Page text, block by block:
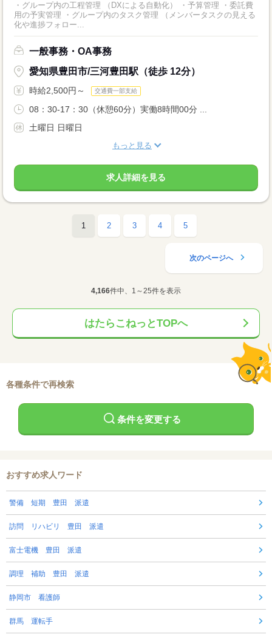
・グループ内の工程管理 （DXによる自動化） ・予算管理 ・委託費
用の予実管理 ・グループ内のタスク管理 （メンバータスクの見える
化や進捗フォロー...
一般事務・OA事務
愛知県豊田市/三河豊田駅（徒歩 12分）
時給2,500円～ 交通費一部支給
08：30-17：30（休憩60分）実働8時間00分 ...
土曜日 日曜日
もっと見る
求人詳細を見る
1 2 3 4 5
次のページへ
4,166件中、1～25件を表示
はたらこねっとTOPへ
各種条件で再検索
条件を変更する
おすすめ求人ワード
警備 短期 豊田 派遣
訪問 リハビリ 豊田 派遣
富士電機 豊田 派遣
調理 補助 豊田 派遣
静岡市 看護師
群馬 運転手